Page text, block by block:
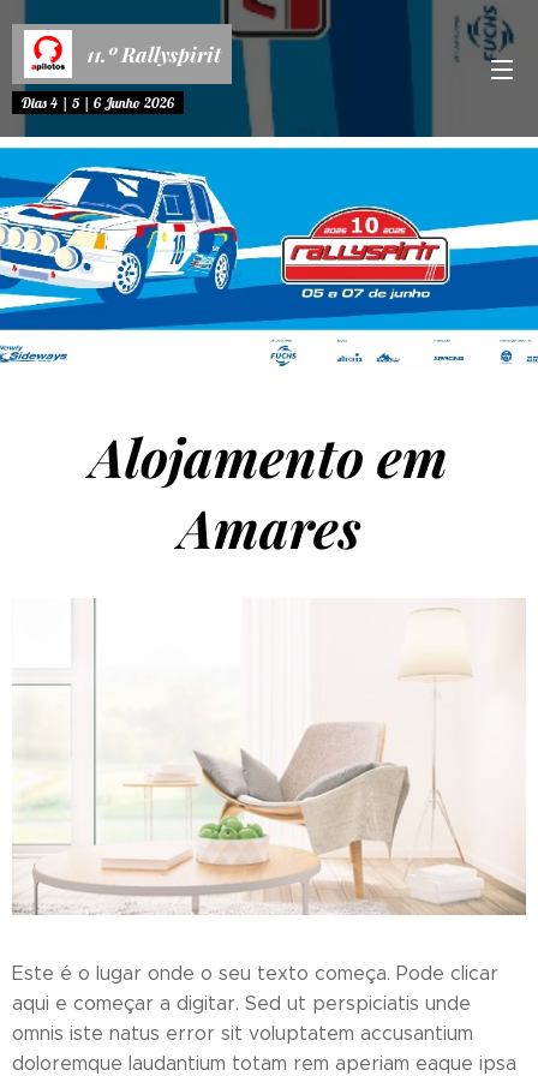
11.º Rallyspirit
Dias 4 | 5 | 6 Junho 2026
Alojamento em
Amares
Este é o lugar onde o seu texto começa. Pode clicar
aqui e começar a digitar. Sed ut perspiciatis unde
omnis iste natus error sit voluptatem accusantium
doloremque laudantium totam rem aperiam eaque ipsa